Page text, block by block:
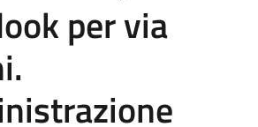
per via